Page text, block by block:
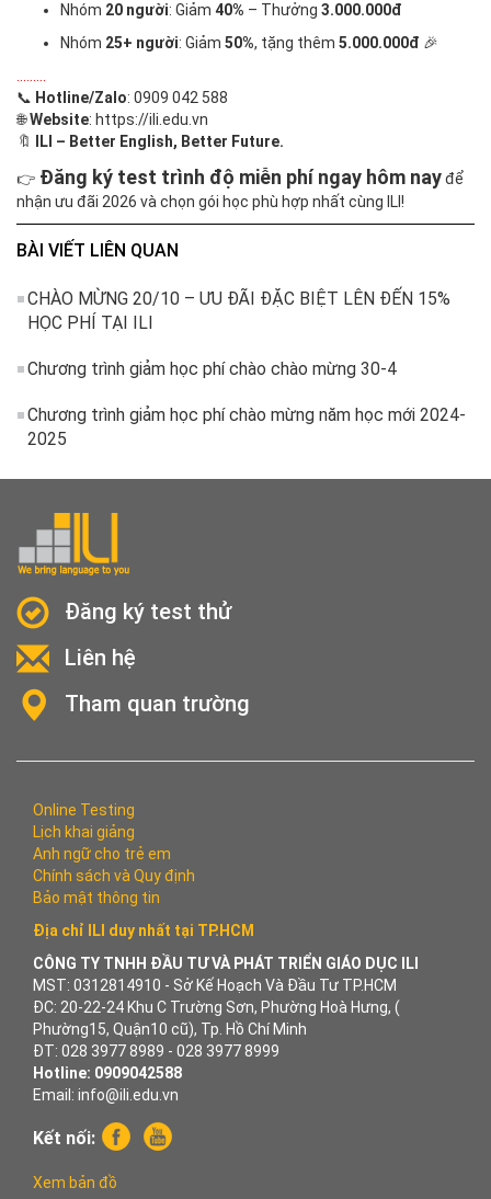
Nhóm 20 người: Giảm 40% – Thưởng 3.000.000đ
Nhóm 25+ người: Giảm 50%, tặng thêm 5.000.000đ 🎉
📞 Hotline/Zalo: 0909 042 588
🌐Website: https://ili.edu.vn
🔖
ILI – Better English, Better Future.
👉 Đăng ký test trình độ miễn phí ngay hôm nayđể
nhận ưu đãi 2026 và chọn gói học phù hợp nhất cùng ILI!
BÀI VIẾT LIÊN QUAN
CHÀO MỪNG 20/10 – ƯU ĐÃI ĐẶC BIỆT LÊN ĐẾN 15%
HỌC PHÍ TẠI ILI
Chương trình giảm học phí chào chào mừng 30-4
Chương trình giảm học phí chào mừng năm học mới 2024-
2025
Đăng ký test thử
Liên hệ
Tham quan trường
Online Testing
Lịch khai giảng
Anh ngữ cho trẻ em
Chính sách và Quy định
Bảo mật thông tin
Địa chỉ ILI duy nhất tại TP.HCM
CÔNG TY TNHH ĐẦU TƯ VÀ PHÁT TRIỂN GIÁO DỤC ILI
MST: 0312814910 - Sở Kế Hoạch Và Đầu Tư TP.HCM
ĐC: 20-22-24 Khu C Trường Sơn, Phường Hoà Hưng, (
Phường15, Quận10 cũ), Tp. Hồ Chí Minh
ĐT: 028 3977 8989 - 028 3977 8999
Hotline: 0909042588
Email: info@ili.edu.vn
Kết nối:
Xem bản đồ